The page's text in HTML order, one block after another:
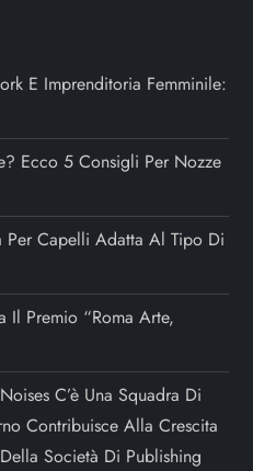
E Imprenditoria Femminile:
Ecco 5 Consigli Per Nozze
Per Capelli Adatta Al Tipo Di
Il Premio “Roma Arte,
C’è Una Squadra Di
Contribuisce Alla Crescita
Società Di Publishing